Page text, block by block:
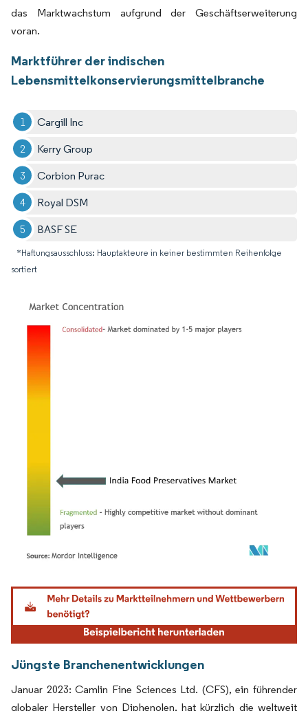
das Marktwachstum aufgrund der Geschäftserweiterung
voran.
Marktführer der indischen
Lebensmittelkonservierungsmittelbranche
Cargill Inc
Kerry Group
Corbion Purac
Royal DSM
BASF SE
*Haftungsausschluss: Hauptakteure in keiner bestimmten Reihenfolge
sortiert
Bild © Mordor Intelligence. Wiederverwendung erfordert Namensnennung gemäß
Jüngste Branchenentwicklungen
Januar 2023: Camlin Fine Sciences Ltd. (CFS), ein führender
globaler Hersteller von Diphenolen, hat kürzlich die weltweit